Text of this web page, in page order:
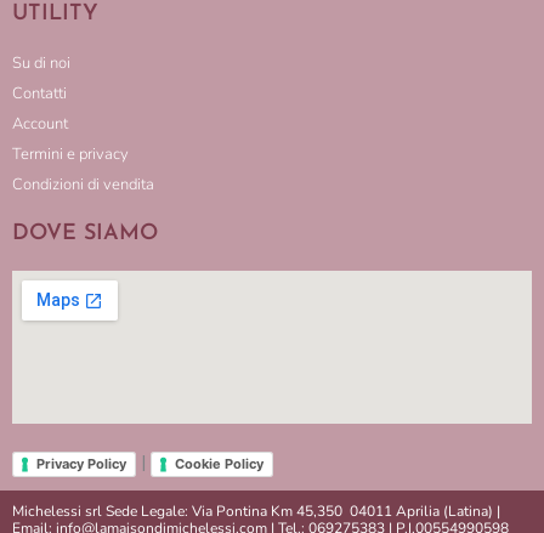
UTILITY
Su di noi
Contatti
Account
Termini e privacy
Condizioni di vendita
DOVE SIAMO
Privacy Policy | Cookie Policy
Michelessi srl Sede Legale: Via Pontina Km 45,350 04011 Aprilia (Latina) |
Email: info@lamaisondimichelessi.com | Tel.: 069275383 | P.I.00554990598